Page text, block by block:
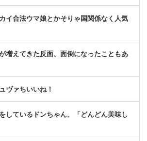
イ合法ウマ娘とかそりゃ国関係なく人気
増えてきた反面、面倒になったこともあ
ヴァちいいね！
しているドンちゃん。「どんどん美味し